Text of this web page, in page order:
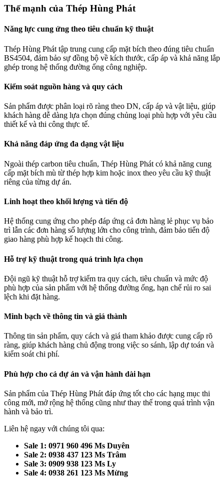
Thế mạnh của Thép Hùng Phát
Năng lực cung ứng theo tiêu chuẩn kỹ thuật
Thép Hùng Phát tập trung cung cấp mặt bích theo đúng tiêu chuẩn
BS4504, đảm bảo sự đồng bộ về kích thước, cấp áp và khả năng lắp
ghép trong hệ thống đường ống công nghiệp.
Kiểm soát nguồn hàng và quy cách
Sản phẩm được phân loại rõ ràng theo DN, cấp áp và vật liệu, giúp
khách hàng dễ dàng lựa chọn đúng chủng loại phù hợp với yêu cầu
thiết kế và thi công thực tế.
Khả năng đáp ứng đa dạng vật liệu
Ngoài thép carbon tiêu chuẩn, Thép Hùng Phát có khả năng cung
cấp mặt bích mù từ thép hợp kim hoặc inox theo yêu cầu kỹ thuật
riêng của từng dự án.
Linh hoạt theo khối lượng và tiến độ
Hệ thống cung ứng cho phép đáp ứng cả đơn hàng lẻ phục vụ bảo
trì lẫn các đơn hàng số lượng lớn cho công trình, đảm bảo tiến độ
giao hàng phù hợp kế hoạch thi công.
Hỗ trợ kỹ thuật trong quá trình lựa chọn
Đội ngũ kỹ thuật hỗ trợ kiểm tra quy cách, tiêu chuẩn và mức độ
phù hợp của sản phẩm với hệ thống đường ống, hạn chế rủi ro sai
lệch khi đặt hàng.
Minh bạch về thông tin và giá thành
Thông tin sản phẩm, quy cách và giá tham khảo được cung cấp rõ
ràng, giúp khách hàng chủ động trong việc so sánh, lập dự toán và
kiểm soát chi phí.
Phù hợp cho cả dự án và vận hành dài hạn
Sản phẩm của Thép Hùng Phát đáp ứng tốt cho các hạng mục thi
công mới, mở rộng hệ thống cũng như thay thế trong quá trình vận
hành và bảo trì.
Liên hệ ngay với chúng tôi qua:
Sale 1: 0971 960 496 Ms Duyên
Sale 2: 0938 437 123 Ms Trâm
Sale 3: 0909 938 123 Ms Ly
Sale 4: 0938 261 123 Ms Mừng